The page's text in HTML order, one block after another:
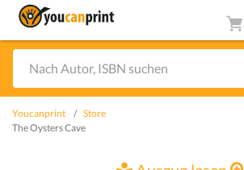
Youcanprint
Store
The Oysters Cave